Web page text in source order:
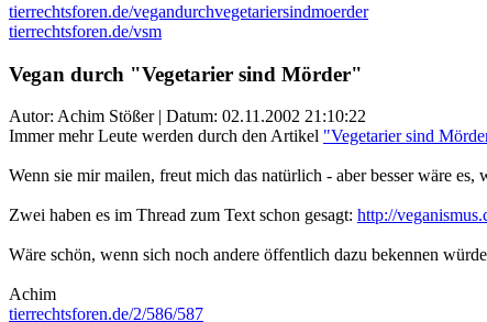
tierrechtsforen.de/vegandurchvegetariersindmoerder
tierrechtsforen.de/vsm
Vegan durch "Vegetarier sind Mörder"
Autor: Achim Stößer | Datum: 02.11.2002 21:10:22
Immer mehr Leute werden durch den Artikel "Vegetarier sind
Wenn sie mir mailen, freut mich das natürlich - aber besser wäre
Zwei haben es im Thread zum Text schon gesagt: http://
Wäre schön, wenn sich noch andere öffentlich dazu bekennen
Achim
tierrechtsforen.de/2/586/587